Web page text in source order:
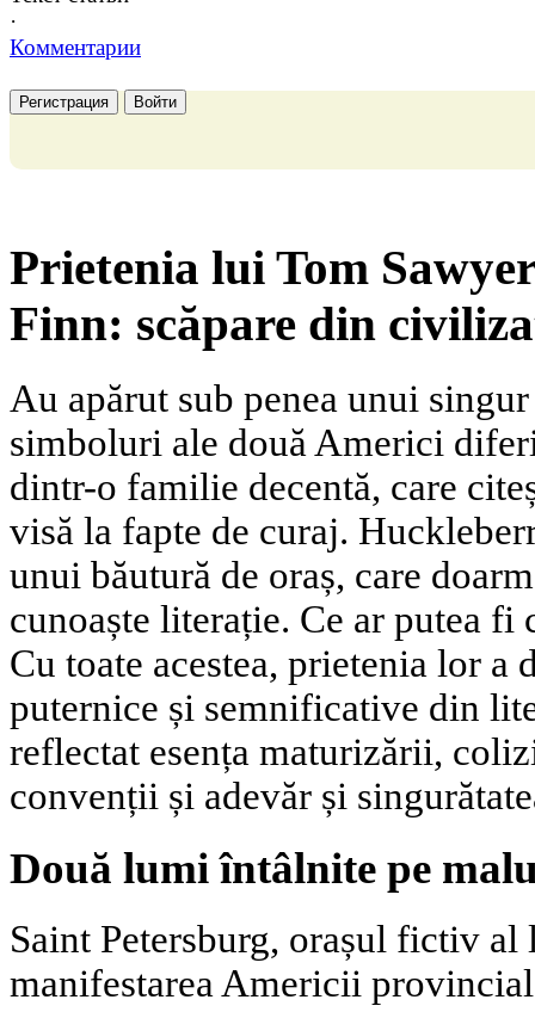
·
Комментарии
Регистрация Войти
Prietenia lui Tom
Finn: scăpare din
Au apărut sub penea unui
simboluri ale două Americi
dintr-o familie decentă, care
visă la fapte de curaj.
unui băutură de oraș, care
cunoaște literație. Ce ar putea
Cu toate acestea, prietenia lor a
puternice și semnificative din
reflectat esența maturizării,
convenții și adevăr și
Două lumi întâlnite pe
Saint Petersburg, orașul fictiv
manifestarea Americii